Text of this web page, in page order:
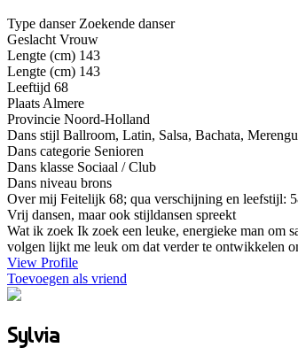
Type danser Zoekende danser
Geslacht Vrouw
Lengte (cm) 143
Lengte (cm) 143
Leeftijd 68
Plaats Almere
Provincie Noord-Holland
Dans stijl Ballroom, Latin, Salsa, Bachata,
Dans categorie Senioren
Dans klasse Sociaal / Club
Dans niveau brons
Over mij Feitelijk 68; qua verschijning en leefstijl:
Vrij dansen, maar ook stijldansen spreekt
Wat ik zoek Ik zoek een leuke, energieke man om
volgen lijkt me leuk om dat verder te ontwikkelen
View Profile
Toevoegen als vriend
Sylvia